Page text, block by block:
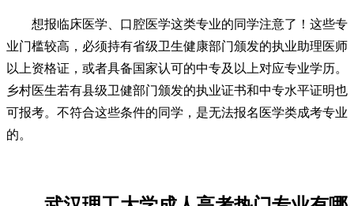
想报临床医学、口腔医学这类专业的同学注意了！这些专
业门槛较高，必须持有省级卫生健康部门颁发的执业助理医师
以上资格证，或者具备国家认可的中专及以上对应专业学历。
乡村医生若有县级卫健部门颁发的执业证书和中专水平证明也
可报考。不符合这些条件的同学，是无法报名医学类成考专业
的。